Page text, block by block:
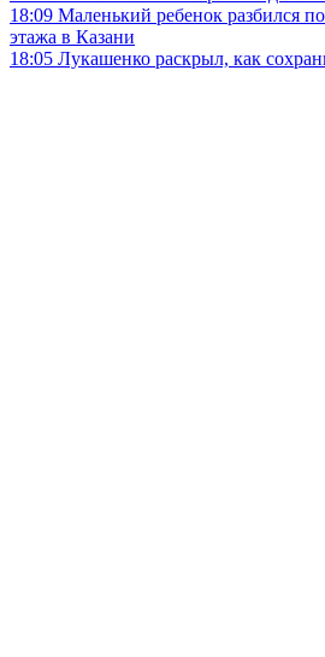
18:09 Маленький ребенок разбился
этажа в Казани
18:05 Лукашенко раскрыл, как